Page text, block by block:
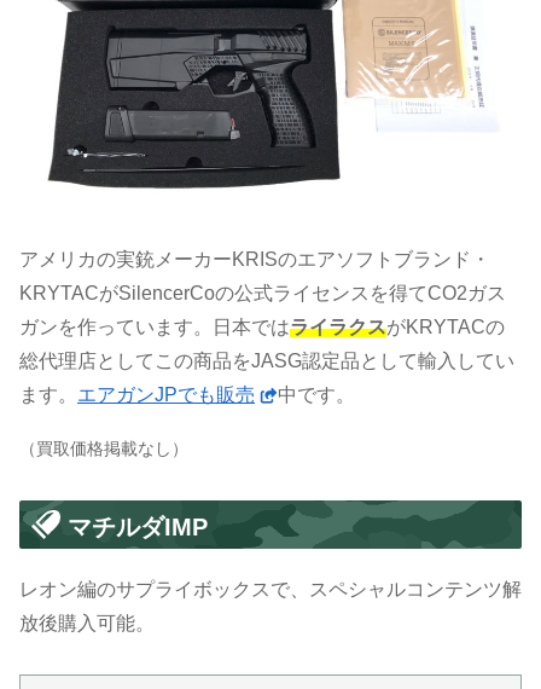
アメリカの実銃メーカーKRISのエアソフトブランド・
KRYTACがSilencerCoの公式ライセンスを得てCO2ガス
ガンを作っています。日本ではライラクスがKRYTACの
総代理店としてこの商品をJASG認定品として輸入してい
ます。 エアガンJPでも販売 中です。
（買取価格掲載なし）
マチルダIMP
レオン編のサプライボックスで、スペシャルコンテンツ解
放後購入可能。